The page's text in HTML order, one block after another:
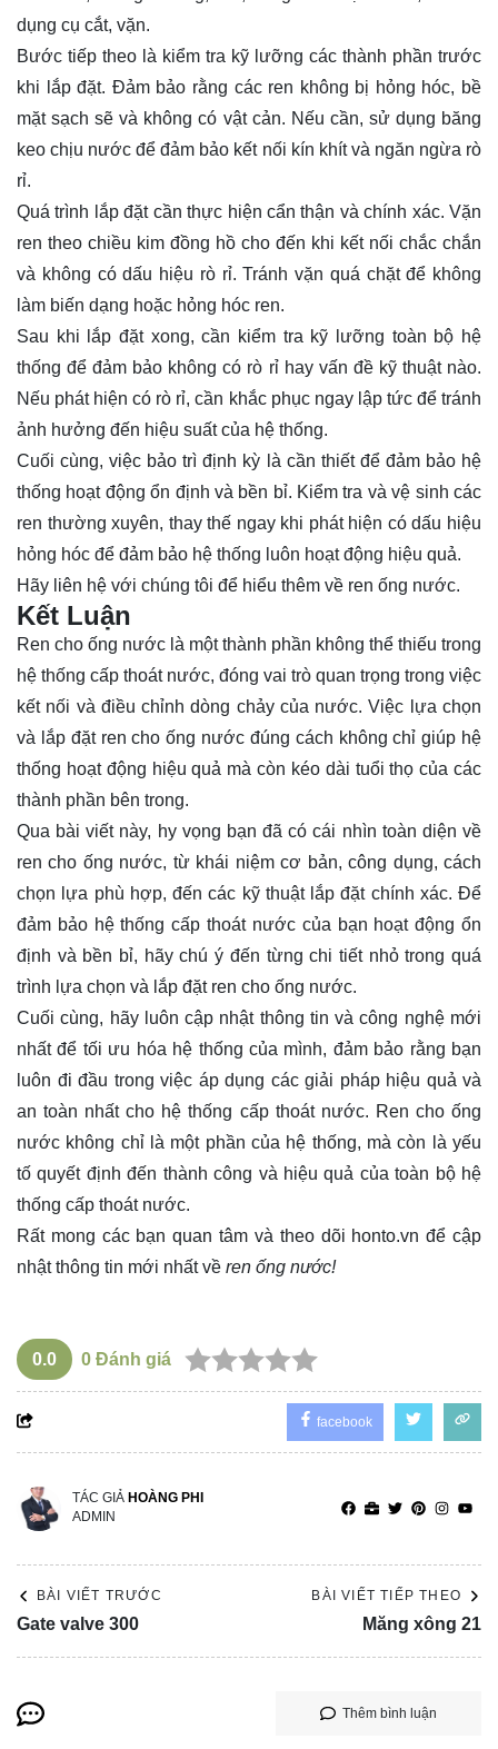
dụng cụ cắt, vặn.
Bước tiếp theo là kiểm tra kỹ lưỡng các thành phần trước
khi lắp đặt. Đảm bảo rằng các ren không bị hỏng hóc, bề
mặt sạch sẽ và không có vật cản. Nếu cần, sử dụng băng
keo chịu nước để đảm bảo kết nối kín khít và ngăn ngừa rò
rỉ.
Quá trình lắp đặt cần thực hiện cẩn thận và chính xác. Vặn
ren theo chiều kim đồng hồ cho đến khi kết nối chắc chắn
và không có dấu hiệu rò rỉ. Tránh vặn quá chặt để không
làm biến dạng hoặc hỏng hóc ren.
Sau khi lắp đặt xong, cần kiểm tra kỹ lưỡng toàn bộ hệ
thống để đảm bảo không có rò rỉ hay vấn đề kỹ thuật nào.
Nếu phát hiện có rò rỉ, cần khắc phục ngay lập tức để tránh
ảnh hưởng đến hiệu suất của hệ thống.
Cuối cùng, việc bảo trì định kỳ là cần thiết để đảm bảo hệ
thống hoạt động ổn định và bền bỉ. Kiểm tra và vệ sinh các
ren thường xuyên, thay thế ngay khi phát hiện có dấu hiệu
hỏng hóc để đảm bảo hệ thống luôn hoạt động hiệu quả.
Hãy liên hệ với chúng tôi để hiểu thêm về ren ống nước.
Kết Luận
Ren cho ống nước là một thành phần không thể thiếu trong
hệ thống cấp thoát nước, đóng vai trò quan trọng trong việc
kết nối và điều chỉnh dòng chảy của nước. Việc lựa chọn
và lắp đặt ren cho ống nước đúng cách không chỉ giúp hệ
thống hoạt động hiệu quả mà còn kéo dài tuổi thọ của các
thành phần bên trong.
Qua bài viết này, hy vọng bạn đã có cái nhìn toàn diện về
ren cho ống nước, từ khái niệm cơ bản, công dụng, cách
chọn lựa phù hợp, đến các kỹ thuật lắp đặt chính xác. Để
đảm bảo hệ thống cấp thoát nước của bạn hoạt động ổn
định và bền bỉ, hãy chú ý đến từng chi tiết nhỏ trong quá
trình lựa chọn và lắp đặt ren cho ống nước.
Cuối cùng, hãy luôn cập nhật thông tin và công nghệ mới
nhất để tối ưu hóa hệ thống của mình, đảm bảo rằng bạn
luôn đi đầu trong việc áp dụng các giải pháp hiệu quả và
an toàn nhất cho hệ thống cấp thoát nước. Ren cho ống
nước không chỉ là một phần của hệ thống, mà còn là yếu
tố quyết định đến thành công và hiệu quả của toàn bộ hệ
thống cấp thoát nước.
Rất mong các bạn quan tâm và theo dõi honto.vn để cập
nhật thông tin mới nhất về ren ống nước!
0.0 0 Đánh giá
facebook
TÁC GIẢ HOÀNG PHI
ADMIN
BÀI VIẾT TRƯỚC
Gate valve 300
BÀI VIẾT TIẾP THEO
Măng xông 21
Thêm bình luận